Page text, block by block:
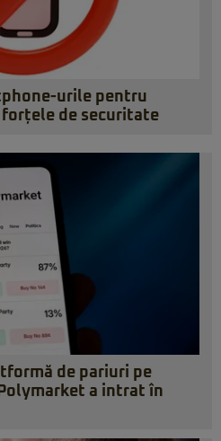
urile pentru
de securitate
de pariuri pe
a intrat în